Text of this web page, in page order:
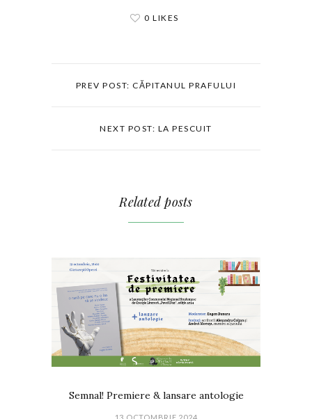
0 LIKES
PREV POST: CĂPITANUL PRAFULUI
NEXT POST: LA PESCUIT
Related posts
Semnal! Premiere & lansare antologie